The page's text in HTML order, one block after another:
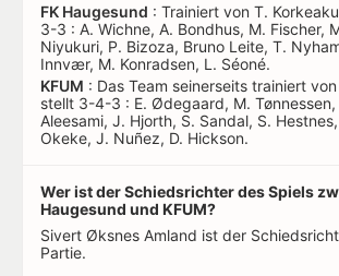
FK Haugesund : Trainiert von T.
3-3 : A. Wichne, A. Bondhus, M. Fischer,
Niyukuri, P. Bizoza, Bruno Leite, T.
Innvær, M. Konradsen, L. Séoné.
KFUM : Das Team seinerseits trainiert
stellt 3-4-3 : E. Ødegaard, M. Tønnessen,
Aleesami, J. Hjorth, S. Sandal, S.
Okeke, J. Nuñez, D. Hickson.
Wer ist der Schiedsrichter des Spiels
Haugesund und KFUM?
Sivert Øksnes Amland ist der
Partie.